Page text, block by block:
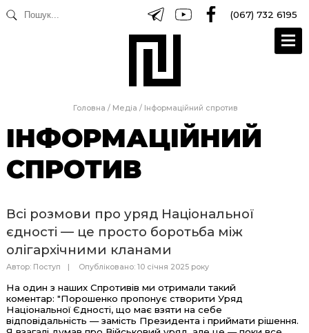
(067) 732 6195
Головна / Медіа / Інформаційний спротив
ІНФОРМАЦІЙНИЙ
СПРОТИВ
Всі розмови про уряд Національної
єдності — це просто боротьба між
олігархічними кланами
Автор: Поступ Опубліковано: 10 січня 2025 року
На один з наших Спротивів ми отримали такий
коментар: "Порошенко пропонує створити Уряд
Національної Єдності, що має взяти на себе
відповідальність — замість Президента і приймати рішення.